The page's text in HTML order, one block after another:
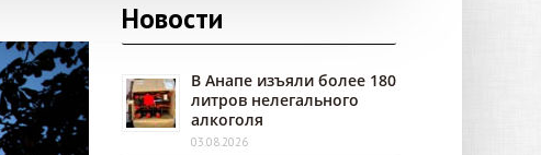
Новости
В Анапе изъяли более 180
литров нелегального
алкоголя
03.08.2026